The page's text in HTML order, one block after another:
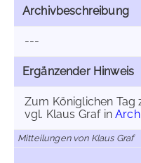
Archivbeschreibung
---
Ergänzender Hinweis
Zum Königlichen Tag
vgl. Klaus Graf in
Mitteilungen von Klaus Graf